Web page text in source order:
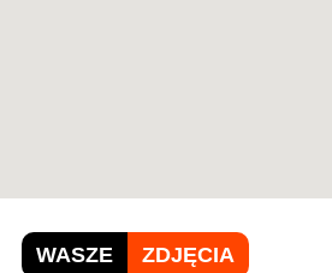
WASZE ZDJĘCIA